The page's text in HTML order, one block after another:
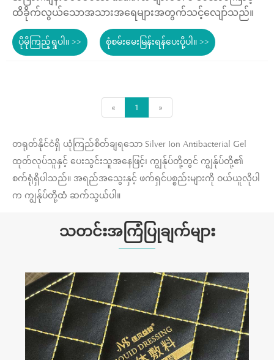
ထိခိုက်လွယ်သောအသားအရေများအတွက်သင့်လျော်သည်။
ပိုမိုကြည့်ရှုပါ။ >> စုံစမ်းမေးမြန်းရန်ပေးပို့ပါ။ >>
« 1 »
တရုတ်နိုင်ငံရှိ ယုံကြည်စိတ်ချရသော Silver Ion Antibacterial Gel
ထုတ်လုပ်သူနှင့် ပေးသွင်းသူအနေဖြင့်၊ ကျွန်ုပ်တို့တွင် ကျွန်ုပ်တို့၏
စက်ရုံရှိပါသည်။ အရည်အသွေးနှင့် ဖက်ရှင်ပစ္စည်းများကို ဝယ်ယူလိုပါ
က ကျွန်ုပ်တို့ထံ ဆက်သွယ်ပါ။
သတင်းအကြံပြုချက်များ
အဘယ်ကြောင့်ဆိုသော် Sunscreen သည်
Liquid Dressing ကို ပြုပြင်ခြင်းသည် ခေတ်မီ
အသားအရေကို ကာကွယ်ရန်အတွက် မရှိမဖြစ်
လိုအပ်လာရခြင်းဖြစ်ပါသည်။
ပိုမိုကြည့်ရှုပါ။ >>